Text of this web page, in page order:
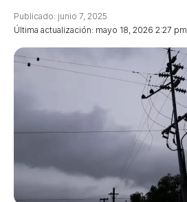
Última actualización: mayo 18, 2026 2:27 pm
Publicado: junio 7, 2025